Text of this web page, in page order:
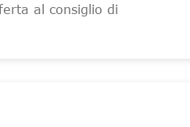
al consiglio di